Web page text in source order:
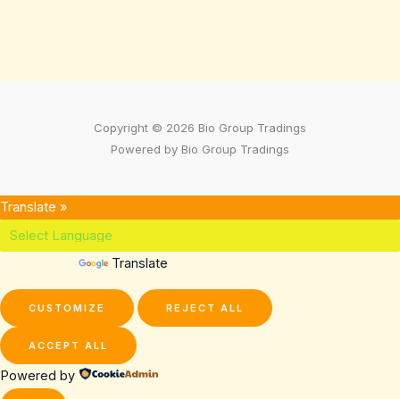
Copyright © 2026 Bio Group Tradings
Powered by Bio Group Tradings
Translate »
Translate
CUSTOMIZE REJECT ALL
ACCEPT ALL
Powered by